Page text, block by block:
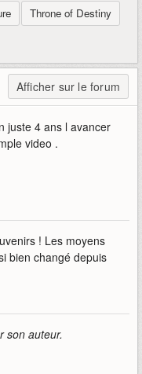
Throne of Destiny
Afficher sur le forum
juste 4 ans l avancer
video .
! Les moyens
bien changé depuis
son auteur.